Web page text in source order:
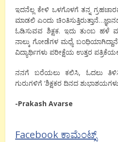
ಇದನೆಲ್ಲ ಕೇಳಿ ಒಳಗೊಳಗೆ ತನ್ನ
ಮಾಡಲಿ ಎಂದು
ಓಡಿಸುವವ ಶಿಕ್ಷಕ. ಇದು ತುಂಬ ಹಳೆ
ನಾಲ್ಕು ಗೋಡೆಗಳ ಮಧ್ಯೆ
ವಿದ್ಯಾರ್ಥಿಗಳು ಪರೀಕ್ಷೆಯ ಉತ್ತರ
ನನಗೆ ಬರೆಯಲು ಕಲಿಸಿ, ಓದಲು ತಿಳಿಸಿ,
ಗುರುಗಳಿಗೆ ‘ಶಿಕ್ಷಕರ ದಿನದ
-Prakash Avarse
Facebook ಕಾಮೆಂಟ್ಸ್